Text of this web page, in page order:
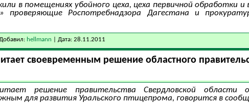
в помещениях убойного цеха, цеха первичной обработки
проверяющие Роспотребнадзора Дагестана и
hellmann | Дата: 28.11.2011
своевременным решение областного
решение правительства Свердловской области
для развития Уральского птицепрома, говорится в